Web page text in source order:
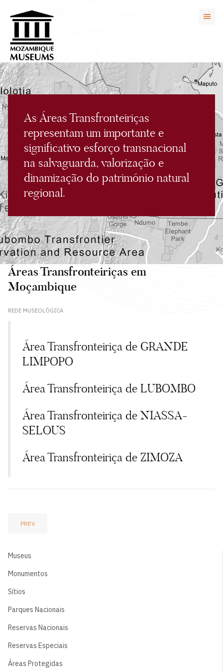
As Áreas Transfronteiriças
representam um importante e
significativo esforço transnacional
na salvaguarda, valorização e
dinamização do património natural
regional.
Áreas Transfronteiriças em
Moçambique
REDE MUSEOLÓGICA
Área Transfronteiriça de GRANDE
LIMPOPO
Área Transfronteiriça de LUBOMBO
Área Transfronteiriça de NIASSA-
SELOUS
Área Transfronteiriça de ZIMOZA
PREV
Museus
Monumentos
Sítios
Parques Nacionais
Reservas Nacionais
Reservas Especiais
Áreas Protegidas